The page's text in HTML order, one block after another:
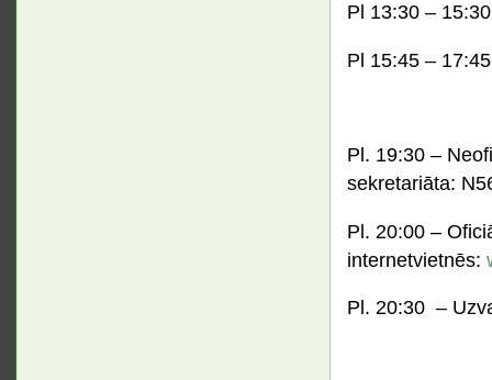
Pl 13:30 –
Pl 15:45 –
Pl. 19:30 –
sekretariāta:
Pl. 20:00 –
internetvietnēs:
Pl. 20:30 –